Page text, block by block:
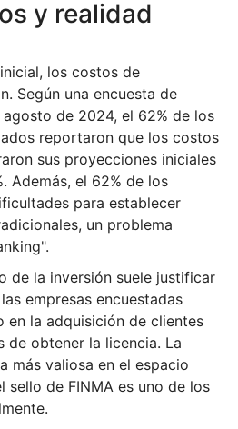
y realidad
los costos de
Según una encuesta de
agosto de 2024, el 62% de los
reportaron que los costos
sus proyecciones iniciales
Además, el 62% de los
para establecer
un problema
de la inversión suele justificar
empresas encuestadas
en la adquisición de clientes
de obtener la licencia. La
más valiosa en el espacio
de FINMA es uno de los